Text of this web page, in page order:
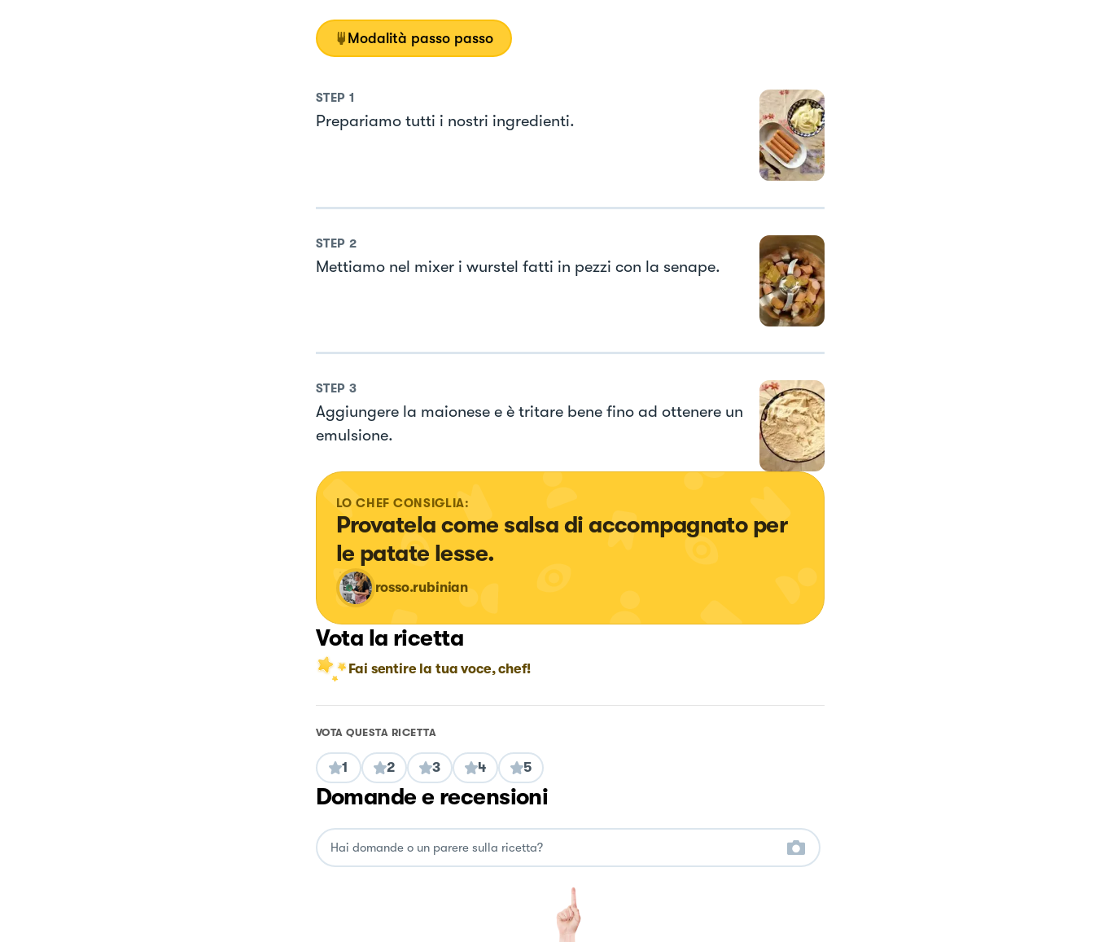
Modalità passo passo
STEP 1
Prepariamo tutti i nostri ingredienti.
STEP 2
Mettiamo nel mixer i wurstel fatti in pezzi con la senape.
STEP 3
Aggiungere la maionese e è tritare bene fino ad ottenere un
emulsione.
LO CHEF CONSIGLIA:
Provatela come salsa di accompagnato per
le patate lesse.
rosso.rubinian
Vota la ricetta
Fai sentire la tua voce, chef!
VOTA QUESTA RICETTA
1 2 3 4 5
Domande e recensioni